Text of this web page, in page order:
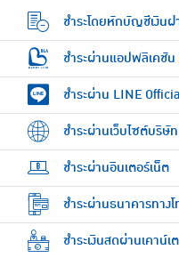
ชำระโดยหักบัญชีเงิน
ชำระผ่านแอปพลิเคชั
ชำระผ่าน LINE
ชำระผ่านเว็บไซต์บริษั
ชำระผ่านอินเตอร์เน็ต
ชำระผ่านธนาคารทาง
ชำระเงินสดผ่านเคาน์